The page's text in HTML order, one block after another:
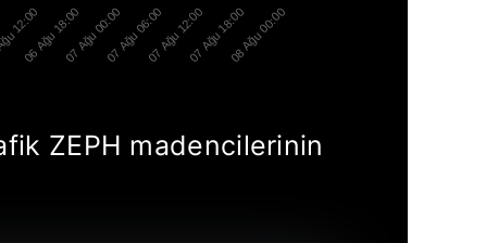
12:00
06 Ağu 18:0007 Ağu 00:0007 Ağu 06:0007 Ağu 12:0007 Ağu 18:0008 Ağu 00:00
ZEPH madencilerinin